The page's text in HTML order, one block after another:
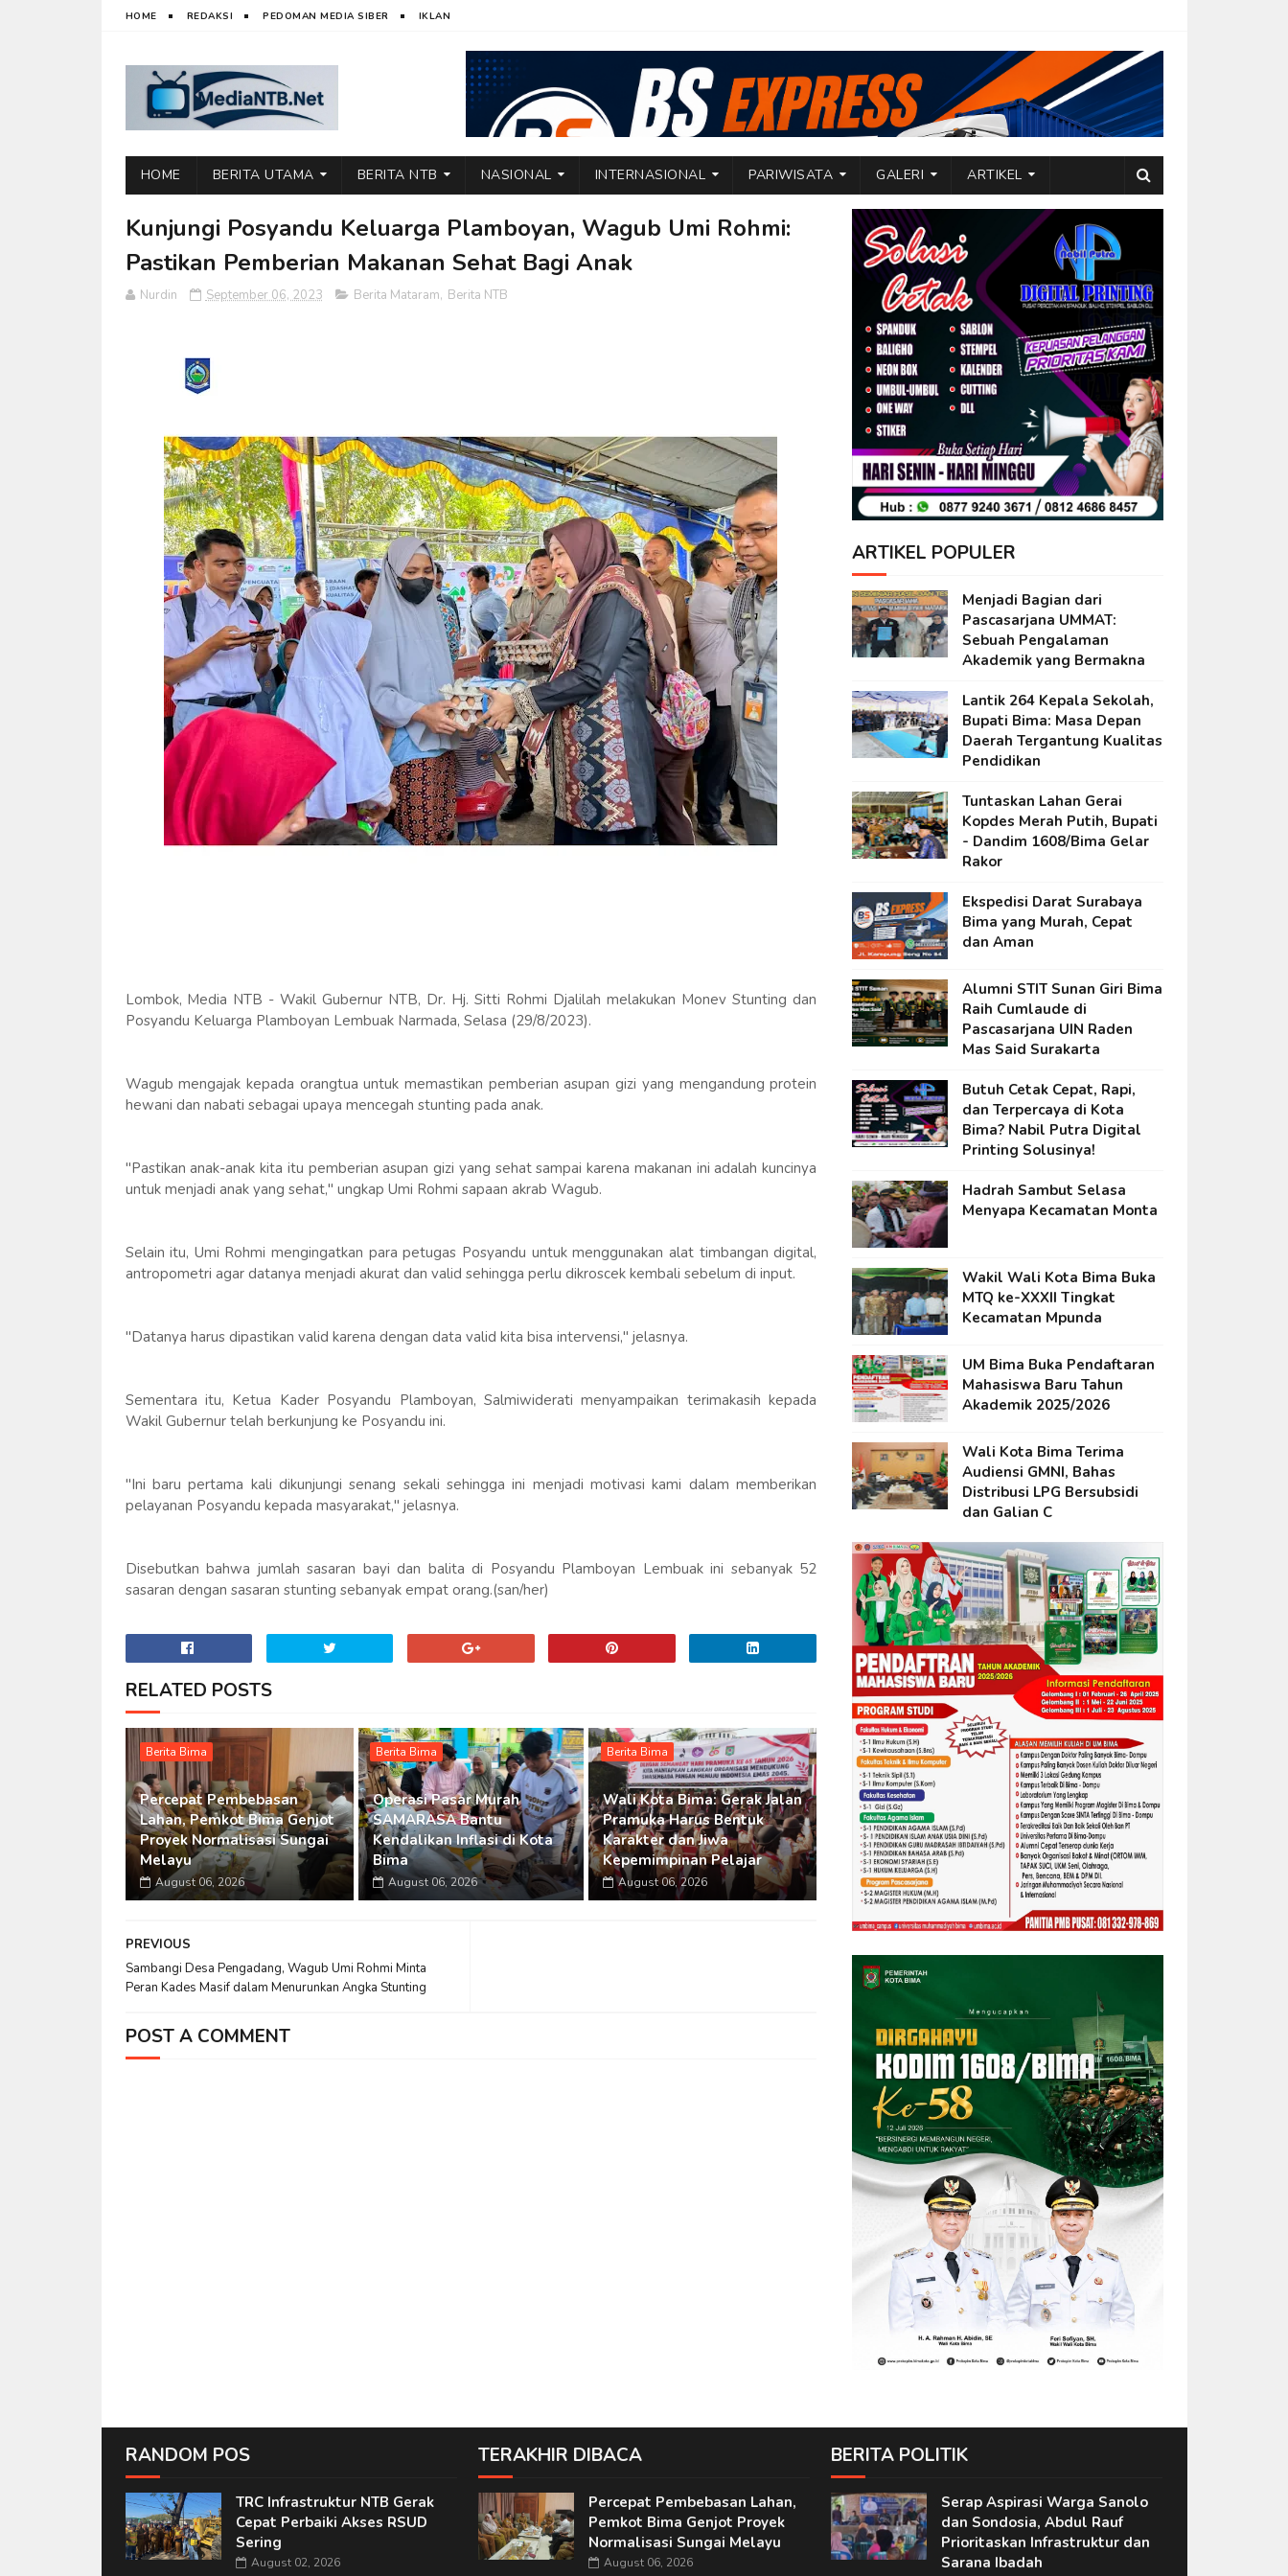
HOME REDAKSI PEDOMAN MEDIA SIBER IKLAN
HOME BERITA UTAMA BERITA NTB NASIONAL INTERNASIONAL PARIWISATA GALERI ARTIKEL
Kunjungi Posyandu Keluarga Plamboyan, Wagub Umi Rohmi:
Pastikan Pemberian Makanan Sehat Bagi Anak
Nurdin September 06, 2023 Berita Mataram, Berita NTB
Lombok, Media NTB - Wakil Gubernur NTB, Dr. Hj. Sitti Rohmi Djalilah melakukan Monev Stunting dan
Posyandu Keluarga Plamboyan Lembuak Narmada, Selasa (29/8/2023).
Wagub mengajak kepada orangtua untuk memastikan pemberian asupan gizi yang mengandung protein
hewani dan nabati sebagai upaya mencegah stunting pada anak.
"Pastikan anak-anak kita itu pemberian asupan gizi yang sehat sampai karena makanan ini adalah kuncinya
untuk menjadi anak yang sehat," ungkap Umi Rohmi sapaan akrab Wagub.
Selain itu, Umi Rohmi mengingatkan para petugas Posyandu untuk menggunakan alat timbangan digital,
antropometri agar datanya menjadi akurat dan valid sehingga perlu dikroscek kembali sebelum di input.
"Datanya harus dipastikan valid karena dengan data valid kita bisa intervensi," jelasnya.
Sementara itu, Ketua Kader Posyandu Plamboyan, Salmiwiderati menyampaikan terimakasih kepada
Wakil Gubernur telah berkunjung ke Posyandu ini.
"Ini baru pertama kali dikunjungi senang sekali sehingga ini menjadi motivasi kami dalam memberikan
pelayanan Posyandu kepada masyarakat," jelasnya.
Disebutkan bahwa jumlah sasaran bayi dan balita di Posyandu Plamboyan Lembuak ini sebanyak 52
sasaran dengan sasaran stunting sebanyak empat orang.(san/her)
RELATED POSTS
Berita Bima
Percepat Pembebasan
Lahan, Pemkot Bima Genjot
Proyek Normalisasi Sungai
Melayu
August 06, 2026
Berita Bima
Operasi Pasar Murah
SAMARASA Bantu
Kendalikan Inflasi di Kota
Bima
August 06, 2026
Berita Bima
Wali Kota Bima: Gerak Jalan
Pramuka Harus Bentuk
Karakter dan Jiwa
Kepemimpinan Pelajar
August 06, 2026
PREVIOUS
Sambangi Desa Pengadang, Wagub Umi Rohmi Minta
Peran Kades Masif dalam Menurunkan Angka Stunting
POST A COMMENT
ARTIKEL POPULER
Menjadi Bagian dari
Pascasarjana UMMAT:
Sebuah Pengalaman
Akademik yang Bermakna
Lantik 264 Kepala Sekolah,
Bupati Bima: Masa Depan
Daerah Tergantung Kualitas
Pendidikan
Tuntaskan Lahan Gerai
Kopdes Merah Putih, Bupati
- Dandim 1608/Bima Gelar
Rakor
Ekspedisi Darat Surabaya
Bima yang Murah, Cepat
dan Aman
Alumni STIT Sunan Giri Bima
Raih Cumlaude di
Pascasarjana UIN Raden
Mas Said Surakarta
Butuh Cetak Cepat, Rapi,
dan Terpercaya di Kota
Bima? Nabil Putra Digital
Printing Solusinya!
Hadrah Sambut Selasa
Menyapa Kecamatan Monta
Wakil Wali Kota Bima Buka
MTQ ke-XXXII Tingkat
Kecamatan Mpunda
UM Bima Buka Pendaftaran
Mahasiswa Baru Tahun
Akademik 2025/2026
Wali Kota Bima Terima
Audiensi GMNI, Bahas
Distribusi LPG Bersubsidi
dan Galian C
RANDOM POS
TRC Infrastruktur NTB Gerak
Cepat Perbaiki Akses RSUD
Sering
August 02, 2026
TERAKHIR DIBACA
Percepat Pembebasan Lahan,
Pemkot Bima Genjot Proyek
Normalisasi Sungai Melayu
August 06, 2026
BERITA POLITIK
Serap Aspirasi Warga Sanolo
dan Sondosia, Abdul Rauf
Prioritaskan Infrastruktur dan
Sarana Ibadah